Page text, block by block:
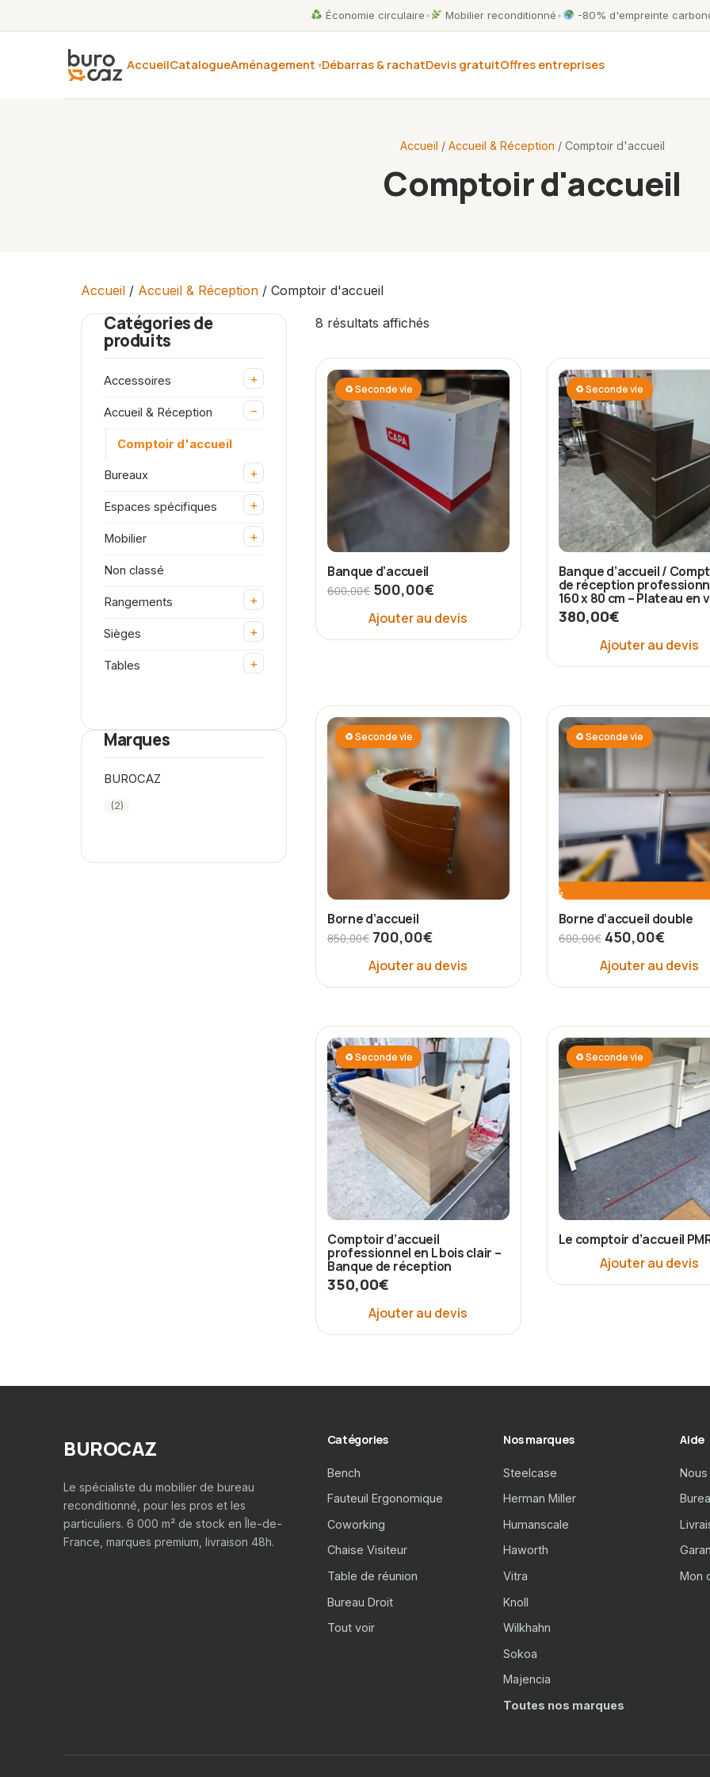
Économie circulaire• Mobilier reconditionné• -80% d'empreinte
AccueilCatalogueAménagement Débarras & rachatDevis gratuitOffres entreprises
Accueil / Accueil & Réception / Comptoir d'accueil
Comptoir d'accueil
Accueil / Accueil & Réception / Comptoir d'accueil
Catégories de
produits
Accessoires +
Accueil & Réception −
Comptoir d'accueil
Bureaux +
Espaces spécifiques +
Mobilier +
Non classé
Rangements +
Sièges +
Tables +
Marques
BUROCAZ
(2)
8 résultats affichés
♻ Seconde vie
Banque d’accueil
600,00€ 500,00€
Ajouter au devis
♻ Seconde vie
Banque d’accueil /
de réception
160 x 80 cm – Plateau en
380,00€
Ajouter au devis
♻ Seconde vie
Borne d’accueil
850,00€ 700,00€
Ajouter au devis
♻ Seconde vie
Borne d’accueil double
600,00€ 450,00€
Ajouter au devis
♻ Seconde vie
Comptoir d’accueil
professionnel en L bois clair –
Banque de réception
350,00€
Ajouter au devis
♻ Seconde vie
Le comptoir d’accueil
Ajouter au devis
BUROCAZ
Le spécialiste du mobilier de bureau
reconditionné, pour les pros et les
particuliers. 6 000 m² de stock en Île-de-
France, marques premium, livraison 48h.
Catégories
Bench
Fauteuil Ergonomique
Coworking
Chaise Visiteur
Table de réunion
Bureau Droit
Tout voir
Nos marques
Steelcase
Herman Miller
Humanscale
Haworth
Vitra
Knoll
Wilkhahn
Sokoa
Majencia
Toutes nos marques
Aide
Mon